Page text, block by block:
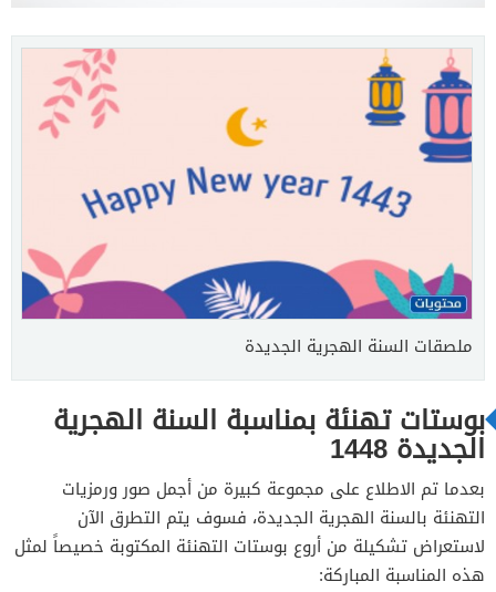
ملصقات السنة الهجرية الجديدة
بوستات تهنئة بمناسبة السنة الهجرية
الجديدة 1448
بعدما تم الاطلاع على مجموعة كبيرة من أجمل صور ورمزيات
التهنئة بالسنة الهجرية الجديدة، فسوف يتم التطرق الآن
لاستعراض تشكيلة من أروع بوستات التهنئة المكتوبة خصيصاً لمثل
هذه المناسبة المباركة: